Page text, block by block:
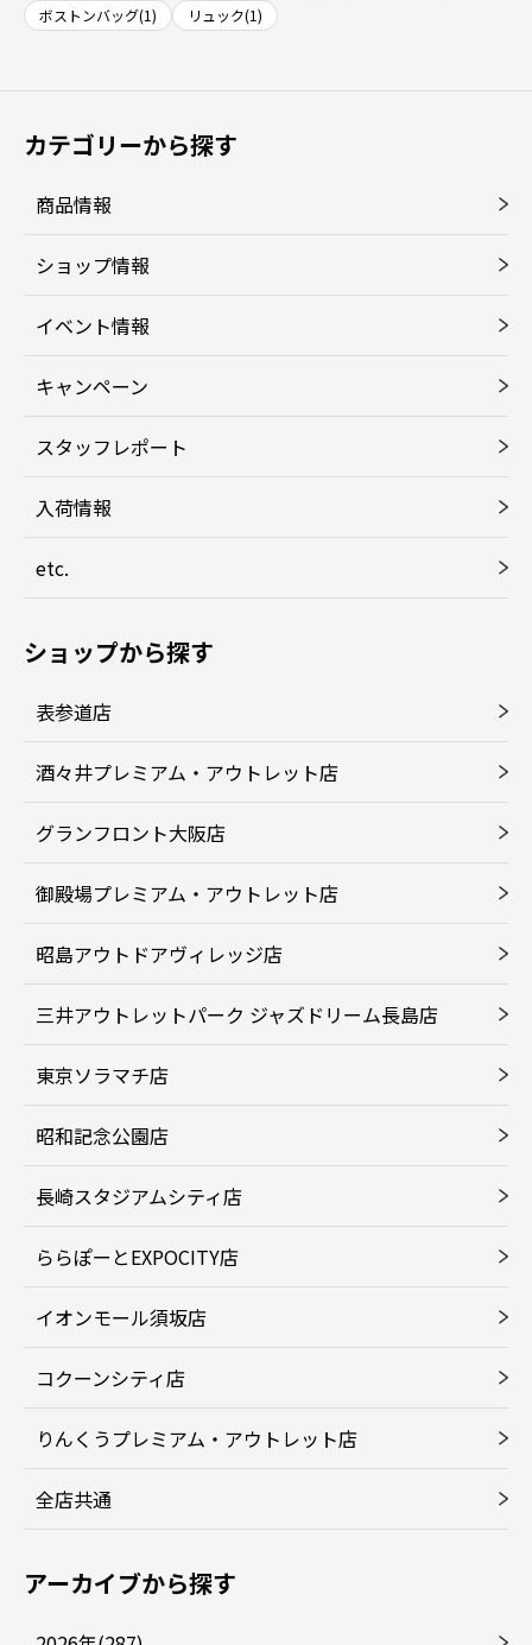
ボストンバッグ(1)
リュック(1)
カテゴリーから探す
商品情報
ショップ情報
イベント情報
キャンペーン
スタッフレポート
入荷情報
etc.
ショップから探す
表参道店
酒々井プレミアム・アウトレット店
グランフロント大阪店
御殿場プレミアム・アウトレット店
昭島アウトドアヴィレッジ店
三井アウトレットパーク ジャズドリーム長島店
東京ソラマチ店
昭和記念公園店
長崎スタジアムシティ店
ららぽーとEXPOCITY店
イオンモール須坂店
コクーンシティ店
りんくうプレミアム・アウトレット店
全店共通
アーカイブから探す